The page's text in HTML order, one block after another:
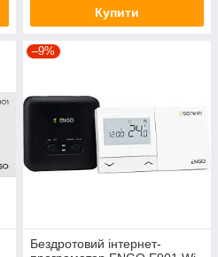
Купити
–9%
Бездротовий інтернет-